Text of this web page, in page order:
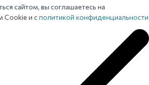
сайтом, вы соглашаетесь на
Cookie и сполитикой конфиденциальности